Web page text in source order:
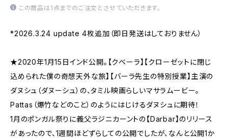
この商品は1点までのご注文とさせていただきます。
*2026.3.24 update 4枚追加（即日発送はしておりません）
★2020年1月15日インド公開。【クベーラ】【クローゼットに閉じ
込められた僕の奇想天外な旅】【バーラ先生の特別授業】主演の
ダヌシュ（ダヌーシュ）の、タミル映画らしいマサラムービー。
Pattas（爆竹などのこと）のようにはじけるダヌシュに期待！
1月のポンガル祭りに義父ラジニカーントの【Darbar】のリリース
があったので、1週間ほどずらしての公開でしたが、なんと公開1か